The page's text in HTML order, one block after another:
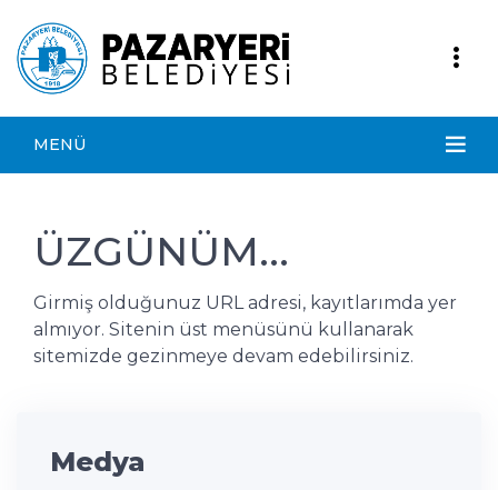
MENÜ
ÜZGÜNÜM...
Girmiş olduğunuz URL adresi, kayıtlarımda yer
almıyor. Sitenin üst menüsünü kullanarak
sitemizde gezinmeye devam edebilirsiniz.
Medya